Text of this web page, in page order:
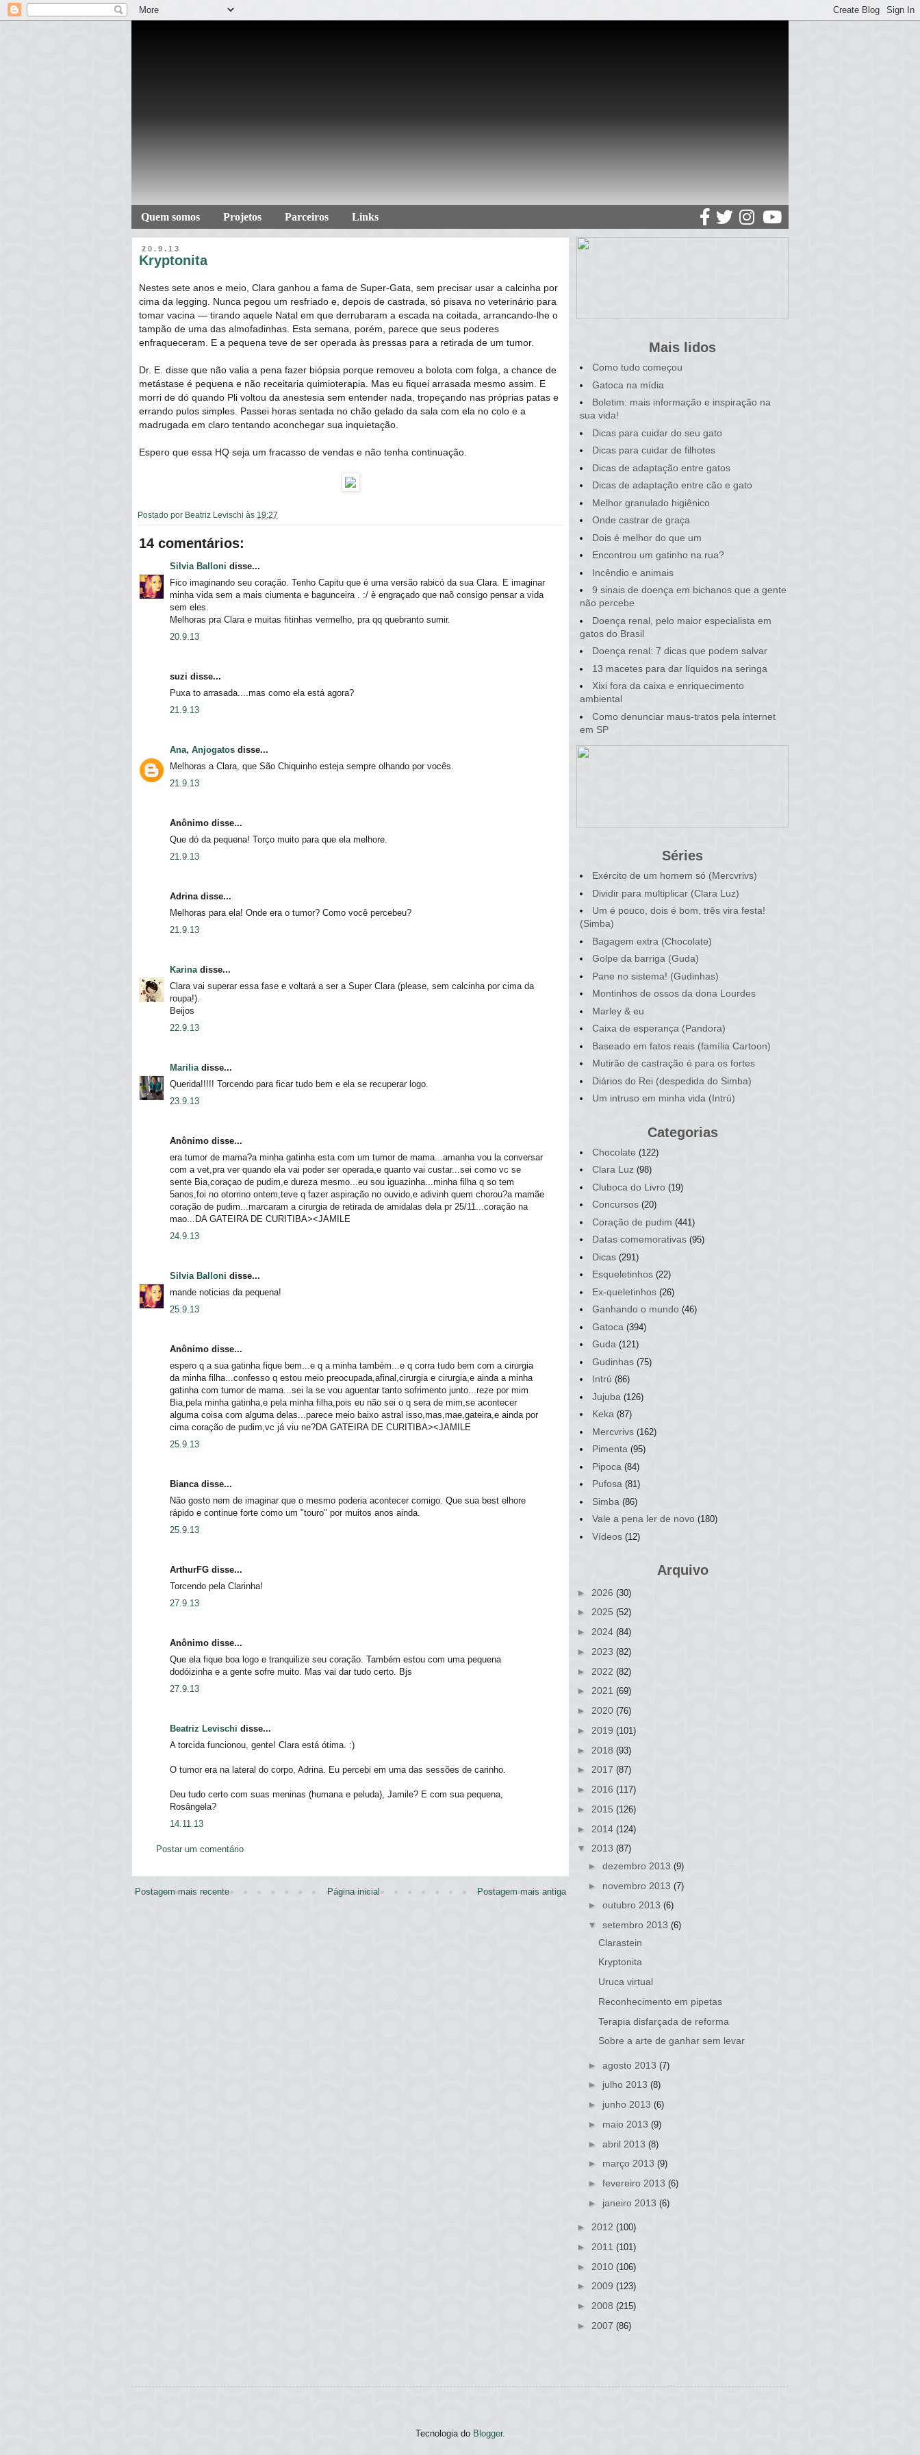
Quem somos Projetos Parceiros Links
20.9.13
Kryptonita
Nestes sete anos e meio, Clara ganhou a fama de Super-Gata, sem precisar usar a calcinha por
cima da legging. Nunca pegou um resfriado e, depois de castrada, só pisava no veterinário para
tomar vacina ― tirando aquele Natal em que derrubaram a escada na coitada, arrancando-lhe o
tampão de uma das almofadinhas. Esta semana, porém, parece que seus poderes
enfraqueceram. E a pequena teve de ser operada às pressas para a retirada de um tumor.
Dr. E. disse que não valia a pena fazer biópsia porque removeu a bolota com folga, a chance de
metástase é pequena e não receitaria quimioterapia. Mas eu fiquei arrasada mesmo assim. E
morri de dó quando Pli voltou da anestesia sem entender nada, tropeçando nas próprias patas e
errando pulos simples. Passei horas sentada no chão gelado da sala com ela no colo e a
madrugada em claro tentando aconchegar sua inquietação.
Espero que essa HQ seja um fracasso de vendas e não tenha continuação.
Postado por Beatriz Levischi às 19:27
14 comentários:
Silvia Balloni disse...
Fico imaginando seu coração. Tenho Capitu que é uma versão rabicó da sua Clara. E imaginar
minha vida sem a mais ciumenta e bagunceira . :/ è engraçado que naõ consigo pensar a vida
sem eles.
Melhoras pra Clara e muitas fitinhas vermelho, pra qq quebranto sumir.
20.9.13
suzi disse...
Puxa to arrasada....mas como ela está agora?
21.9.13
Ana, Anjogatos disse...
Melhoras a Clara, que São Chiquinho esteja sempre olhando por vocês.
21.9.13
Anônimo disse...
Que dó da pequena! Torço muito para que ela melhore.
21.9.13
Adrina disse...
Melhoras para ela! Onde era o tumor? Como você percebeu?
21.9.13
Karina disse...
Clara vai superar essa fase e voltará a ser a Super Clara (please, sem calcinha por cima da
roupa!).
Beijos
22.9.13
Marilia disse...
Querida!!!!! Torcendo para ficar tudo bem e ela se recuperar logo.
23.9.13
Anônimo disse...
era tumor de mama?a minha gatinha esta com um tumor de mama...amanha vou la conversar
com a vet,pra ver quando ela vai poder ser operada,e quanto vai custar...sei como vc se
sente Bia,coraçao de pudim,e dureza mesmo...eu sou iguazinha...minha filha q so tem
5anos,foi no otorrino ontem,teve q fazer aspiração no ouvido,e adivinh quem chorou?a mamãe
coração de pudim...marcaram a cirurgia de retirada de amidalas dela pr 25/11...coração na
mao...DA GATEIRA DE CURITIBA><JAMILE
24.9.13
Silvia Balloni disse...
mande noticias da pequena!
25.9.13
Anônimo disse...
espero q a sua gatinha fique bem...e q a minha também...e q corra tudo bem com a cirurgia
da minha filha...confesso q estou meio preocupada,afinal,cirurgia e cirurgia,e ainda a minha
gatinha com tumor de mama...sei la se vou aguentar tanto sofrimento junto...reze por mim
Bia,pela minha gatinha,e pela minha filha,pois eu não sei o q sera de mim,se acontecer
alguma coisa com alguma delas...parece meio baixo astral isso,mas,mae,gateira,e ainda por
cima coração de pudim,vc já viu ne?DA GATEIRA DE CURITIBA><JAMILE
25.9.13
Bianca disse...
Não gosto nem de imaginar que o mesmo poderia acontecer comigo. Que sua best elhore
rápido e continue forte como um "touro" por muitos anos ainda.
25.9.13
ArthurFG disse...
Torcendo pela Clarinha!
27.9.13
Anônimo disse...
Que ela fique boa logo e tranquilize seu coração. Também estou com uma pequena
dodóizinha e a gente sofre muito. Mas vai dar tudo certo. Bjs
27.9.13
Beatriz Levischi disse...
A torcida funcionou, gente! Clara está ótima. :)
O tumor era na lateral do corpo, Adrina. Eu percebi em uma das sessões de carinho.
Deu tudo certo com suas meninas (humana e peluda), Jamile? E com sua pequena,
Rosângela?
14.11.13
Postar um comentário
Postagem mais recente Postagem mais antiga
Página inicial
Mais lidos
Como tudo começou
Gatoca na mídia
Boletim: mais informação e inspiração na
sua vida!
Dicas para cuidar do seu gato
Dicas para cuidar de filhotes
Dicas de adaptação entre gatos
Dicas de adaptação entre cão e gato
Melhor granulado higiênico
Onde castrar de graça
Dois é melhor do que um
Encontrou um gatinho na rua?
Incêndio e animais
9 sinais de doença em bichanos que a gente
não percebe
Doença renal, pelo maior especialista em
gatos do Brasil
Doença renal: 7 dicas que podem salvar
13 macetes para dar líquidos na seringa
Xixi fora da caixa e enriquecimento
ambiental
Como denunciar maus-tratos pela internet
em SP
Séries
Exército de um homem só (Mercvrivs)
Dividir para multiplicar (Clara Luz)
Um é pouco, dois é bom, três vira festa!
(Simba)
Bagagem extra (Chocolate)
Golpe da barriga (Guda)
Pane no sistema! (Gudinhas)
Montinhos de ossos da dona Lourdes
Marley & eu
Caixa de esperança (Pandora)
Baseado em fatos reais (família Cartoon)
Mutirão de castração é para os fortes
Diários do Rei (despedida do Simba)
Um intruso em minha vida (Intrú)
Categorias
Chocolate (122)
Clara Luz (98)
Cluboca do Livro (19)
Concursos (20)
Coração de pudim (441)
Datas comemorativas (95)
Dicas (291)
Esqueletinhos (22)
Ex-queletinhos (26)
Ganhando o mundo (46)
Gatoca (394)
Guda (121)
Gudinhas (75)
Intrú (86)
Jujuba (126)
Keka (87)
Mercvrivs (162)
Pimenta (95)
Pipoca (84)
Pufosa (81)
Simba (86)
Vale a pena ler de novo (180)
Vídeos (12)
Arquivo
► 2026 (30)
► 2025 (52)
► 2024 (84)
► 2023 (82)
► 2022 (82)
► 2021 (69)
► 2020 (76)
► 2019 (101)
► 2018 (93)
► 2017 (87)
► 2016 (117)
► 2015 (126)
► 2014 (124)
▼ 2013 (87)
► dezembro 2013 (9)
► novembro 2013 (7)
► outubro 2013 (6)
▼ setembro 2013 (6)
Clarastein
Kryptonita
Uruca virtual
Reconhecimento em pipetas
Terapia disfarçada de reforma
Sobre a arte de ganhar sem levar
► agosto 2013 (7)
► julho 2013 (8)
► junho 2013 (6)
► maio 2013 (9)
► abril 2013 (8)
► março 2013 (9)
► fevereiro 2013 (6)
► janeiro 2013 (6)
► 2012 (100)
► 2011 (101)
► 2010 (106)
► 2009 (123)
► 2008 (215)
► 2007 (86)
Tecnologia do Blogger.